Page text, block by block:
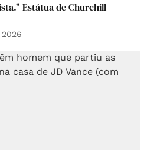
Estátua de Churchill
2026